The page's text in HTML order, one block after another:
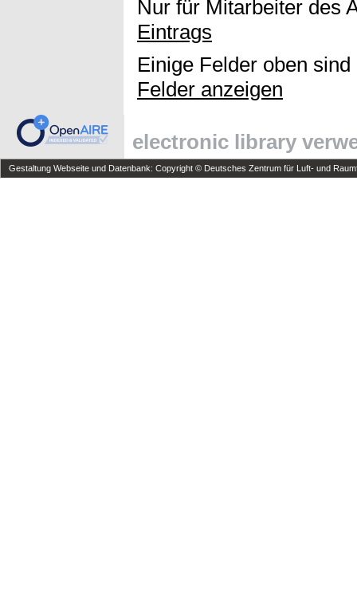
Nur für Mitarbeiter des
Eintrags
Einige Felder oben
Felder anzeigen
electronic library
Gestaltung Webseite und Datenbank: Copyright © Deutsches Zentrum für Luft- und